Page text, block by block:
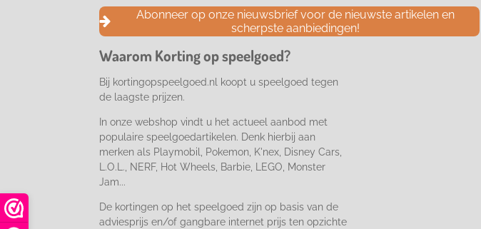
e
o
k
t
a
g
a
T
o
k
Abonneer op onze nieuwsbrief voor de nieuwste artikelen en
scherpste aanbiedingen!
Waarom Korting op speelgoed?
Bij kortingopspeelgoed.nl koopt u speelgoed tegen
de laagste prijzen.
In onze webshop vindt u het actueel aanbod met
populaire speelgoedartikelen. Denk hierbij aan
merken als Playmobil, Pokemon, K'nex, Disney Cars,
L.O.L., NERF, Hot Wheels, Barbie, LEGO, Monster
Jam...
De kortingen op het speelgoed zijn op basis van de
adviesprijs en/of gangbare internet prijs ten opzichte